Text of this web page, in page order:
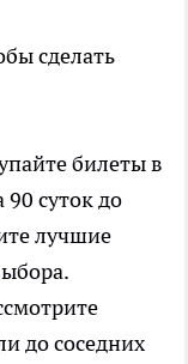
сделать
билеты в
суток до
лучшие
до соседних